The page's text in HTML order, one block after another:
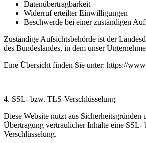
Datenübertragbarkeit
Widerruf erteilter Einwilligungen
Beschwerde bei einer zuständigen
Zuständige Aufsichtsbehörde ist der
des Bundeslandes, in dem unser
Eine Übersicht finden Sie unter: https://
4. SSL- bzw. TLS-Verschlüsselung
Diese Website nutzt aus Sicherheitsgründen
Übertragung vertraulicher Inhalte eine SSL-
Verschlüsselung.